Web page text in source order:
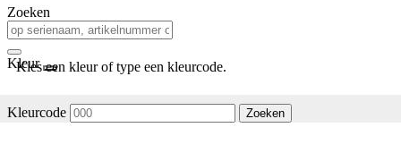
Zoeken
Kleur
Kies een kleur of type een kleurcode.
Kleurcode Zoeken